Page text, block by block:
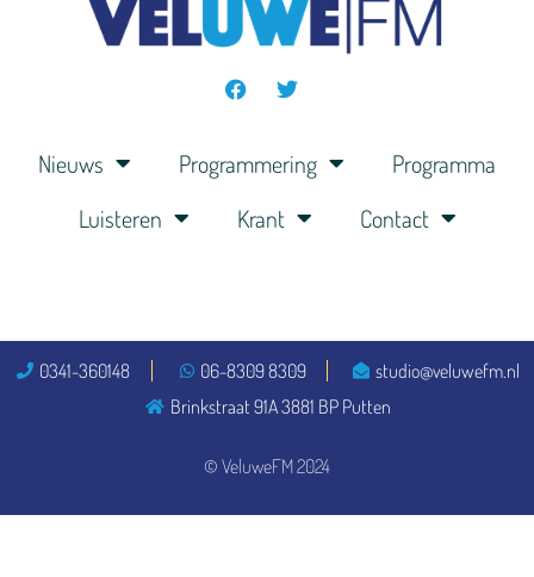
Nieuws Programmering
Programma
Luisteren
Krant Contact
© VeluweFM 2024
0341-360148 06-8309 8309
studio@veluwefm.nl
Brinkstraat 91A 3881 BP Putten